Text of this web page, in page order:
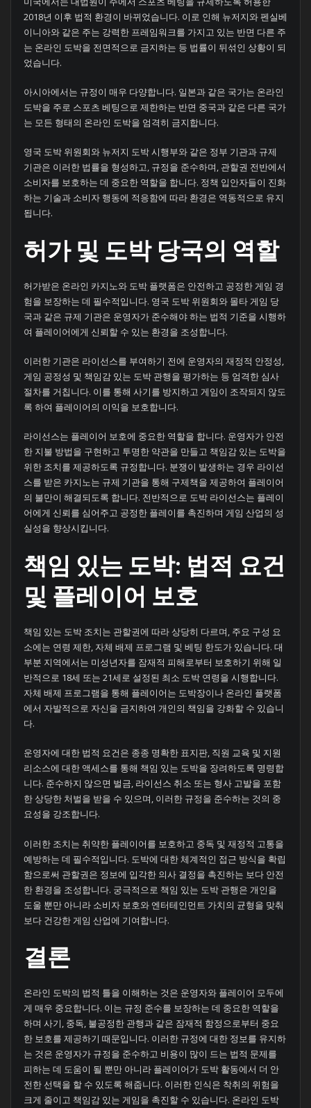
2018년 이후 법적 환경이 바뀌었습니다. 이로 인해 뉴저지와 펜실베
이니아와 같은 주는 강력한 프레임워크를 가지고 있는 반면 다른 주
는 온라인 도박을 전면적으로 금지하는 등 법률이 뒤섞인 상황이 되
었습니다.
아시아에서는 규정이 매우 다양합니다. 일본과 같은 국가는 온라인
도박을 주로 스포츠 베팅으로 제한하는 반면 중국과 같은 다른 국가
는 모든 형태의 온라인 도박을 엄격히 금지합니다.
영국 도박 위원회와 뉴저지 도박 시행부와 같은 정부 기관과 규제
기관은 이러한 법률을 형성하고, 규정을 준수하며, 관할권 전반에서
소비자를 보호하는 데 중요한 역할을 합니다. 정책 입안자들이 진화
하는 기술과 소비자 행동에 적응함에 따라 환경은 역동적으로 유지
됩니다.
허가 및 도박 당국의 역할
허가받은 온라인 카지노와 도박 플랫폼은 안전하고 공정한 게임 경
험을 보장하는 데 필수적입니다. 영국 도박 위원회와 몰타 게임 당
국과 같은 규제 기관은 운영자가 준수해야 하는 법적 기준을 시행하
여 플레이어에게 신뢰할 수 있는 환경을 조성합니다.
이러한 기관은 라이선스를 부여하기 전에 운영자의 재정적 안정성,
게임 공정성 및 책임감 있는 도박 관행을 평가하는 등 엄격한 심사
절차를 거칩니다. 이를 통해 사기를 방지하고 게임이 조작되지 않도
록 하여 플레이어의 이익을 보호합니다.
라이선스는 플레이어 보호에 중요한 역할을 합니다. 운영자가 안전
한 지불 방법을 구현하고 투명한 약관을 만들고 책임감 있는 도박을
위한 조치를 제공하도록 규정합니다. 분쟁이 발생하는 경우 라이선
스를 받은 카지노는 규제 기관을 통해 구제책을 제공하여 플레이어
의 불만이 해결되도록 합니다. 전반적으로 도박 라이선스는 플레이
어에게 신뢰를 심어주고 공정한 플레이를 촉진하며 게임 산업의 성
실성을 향상시킵니다.
책임 있는 도박: 법적 요건
및 플레이어 보호
책임 있는 도박 조치는 관할권에 따라 상당히 다르며, 주요 구성 요
소에는 연령 제한, 자체 배제 프로그램 및 베팅 한도가 있습니다. 대
부분 지역에서는 미성년자를 잠재적 피해로부터 보호하기 위해 일
반적으로 18세 또는 21세로 설정된 최소 도박 연령을 시행합니다.
자체 배제 프로그램을 통해 플레이어는 도박장이나 온라인 플랫폼
에서 자발적으로 자신을 금지하여 개인의 책임을 강화할 수 있습니
다.
운영자에 대한 법적 요건은 종종 명확한 표지판, 직원 교육 및 지원
리소스에 대한 액세스를 통해 책임 있는 도박을 장려하도록 명령합
니다. 준수하지 않으면 벌금, 라이선스 취소 또는 형사 고발을 포함
한 상당한 처벌을 받을 수 있으며, 이러한 규정을 준수하는 것의 중
요성을 강조합니다.
이러한 조치는 취약한 플레이어를 보호하고 중독 및 재정적 고통을
예방하는 데 필수적입니다. 도박에 대한 체계적인 접근 방식을 확립
함으로써 관할권은 정보에 입각한 의사 결정을 촉진하는 보다 안전
한 환경을 조성합니다. 궁극적으로 책임 있는 도박 관행은 개인을
도울 뿐만 아니라 소비자 보호와 엔터테인먼트 가치의 균형을 맞춰
보다 건강한 게임 산업에 기여합니다.
결론
온라인 도박의 법적 틀을 이해하는 것은 운영자와 플레이어 모두에
게 매우 중요합니다. 이는 규정 준수를 보장하는 데 중요한 역할을
하며 사기, 중독, 불공정한 관행과 같은 잠재적 함정으로부터 중요
한 보호를 제공하기 때문입니다. 이러한 규정에 대한 정보를 유지하
는 것은 운영자가 규정을 준수하고 비용이 많이 드는 법적 문제를
피하는 데 도움이 될 뿐만 아니라 플레이어가 도박 활동에서 더 안
전한 선택을 할 수 있도록 해줍니다. 이러한 인식은 착취의 위험을
크게 줄이고 책임감 있는 게임을 촉진할 수 있습니다. 온라인 도박